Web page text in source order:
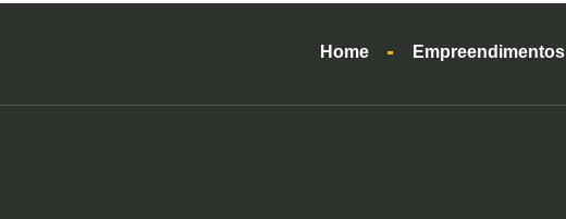
Home Empreendimentos